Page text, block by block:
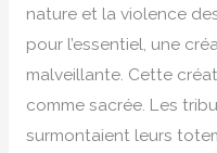
nature et la violence
pour l’essentiel, une
malveillante. Cette
comme sacrée. Les
surmontaient leurs